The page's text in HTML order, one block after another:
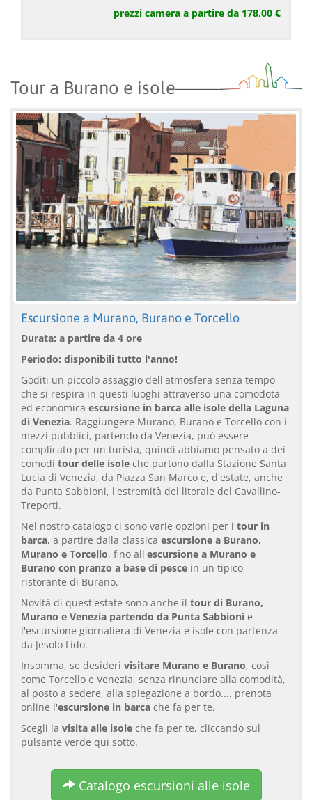
prezzi camera a partire da 178,00 €
Tour a Burano e isole
Escursione a Murano, Burano e Torcello
Durata: a partire da 4 ore
Periodo: disponibili tutto l'anno!
Goditi un piccolo assaggio dell'atmosfera senza tempo
che si respira in questi luoghi attraverso una comodota
ed economica escursione in barca alle isole della Laguna
di Venezia. Raggiungere Murano, Burano e Torcello con i
mezzi pubblici, partendo da Venezia, può essere
complicato per un turista, quindi abbiamo pensato a dei
comodi tour delle isole che partono dalla Stazione Santa
Lucia di Venezia, da Piazza San Marco e, d'estate, anche
da Punta Sabbioni, l'estremità del litorale del Cavallino-
Treporti.
Nel nostro catalogo ci sono varie opzioni per i tour in
barca, a partire dalla classica escursione a Burano,
Murano e Torcello, fino all'escursione a Murano e
Burano con pranzo a base di pesce in un tipico
ristorante di Burano.
Novità di quest'estate sono anche il tour di Burano,
Murano e Venezia partendo da Punta Sabbioni e
l'escursione giornaliera di Venezia e isole con partenza
da Jesolo Lido.
Insomma, se desideri visitare Murano e Burano, così
come Torcello e Venezia, senza rinunciare alla comodità,
al posto a sedere, alla spiegazione a bordo.... prenota
online l'escursione in barca che fa per te.
Scegli la visita alle isole che fa per te, cliccando sul
pulsante verde qui sotto.
Catalogo escursioni alle isole